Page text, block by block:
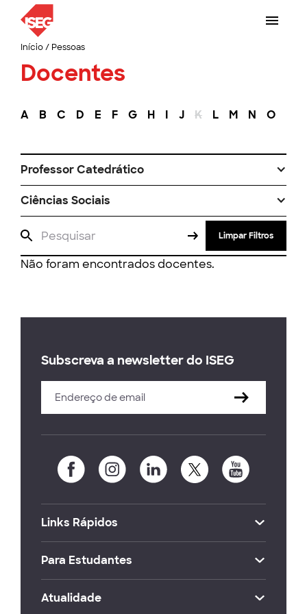
Início/ Pessoas
Docentes
A B C D E F G H I J K L M N O
Professor Catedrático
Ciências Sociais
Limpar Filtros
Não foram encontrados docentes.
Subscreva a newsletter do ISEG
Links Rápidos
Para Estudantes
Atualidade